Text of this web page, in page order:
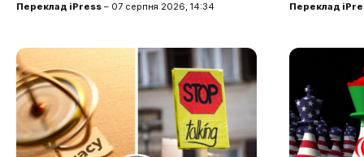
Переклад iPress – 07 серпня 2026, 14:34 Переклад